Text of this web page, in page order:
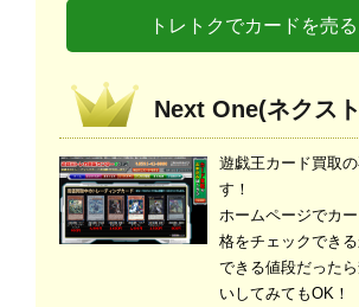
トレトクでカードを売る
Next One(ネクス
遊戯王カード買取
す！
ホームページでカ
格をチェックでき
できる値段だった
いしてみてもOK！